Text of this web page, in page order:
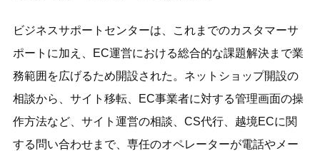
ビジネスサポートセンターは、これまでのカスタマーサ
ポートに加え、EC運営における総合的な課題解決まで業
務範囲を広げるため開設された。ネットショップ開設の
相談から、サイト移転、EC事業者に対する管理画面の操
作方法など、サイト運営の相談、CS代行、越境ECに関
する問い合わせまで、専任のオペレーターが電話やメー